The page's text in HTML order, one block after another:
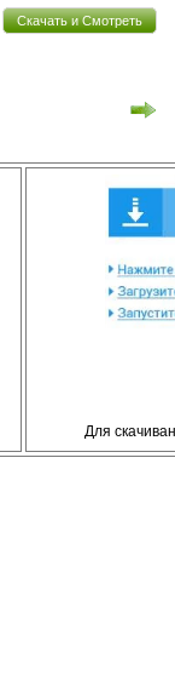
Скачать и Смотреть
Для